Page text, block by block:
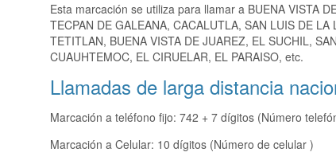
Esta marcación se utiliza para llamar a BUENA VISTA
TECPAN DE GALEANA, CACALUTLA, SAN LUIS DE
TETITLAN, BUENA VISTA DE JUAREZ, EL SUCHIL,
CUAUHTEMOC, EL CIRUELAR, EL PARAISO, etc.
Llamadas de larga distancia
Marcación a teléfono fijo: 742 + 7 dígitos (Número
Marcación a Celular: 10 dígitos (Número de celular )